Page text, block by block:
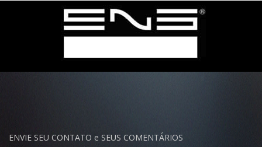
ENVIE SEU CONTATO e SEUS COMENTÁRIOS